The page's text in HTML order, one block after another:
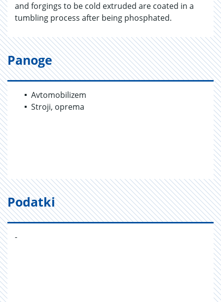
and forgings to be cold extruded are coated in a
tumbling process after being phosphated.
Panoge
Avtomobilizem
Stroji, oprema
Podatki
-